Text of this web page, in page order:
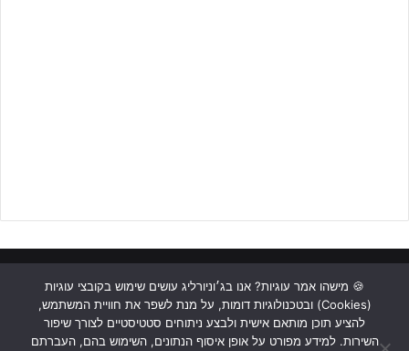
ראשי כתבות תכנים מקצועיים תנאי שימוש
מדיניות אבטחה
כתבו לנו
🍪 מישהו אמר עוגיות? אנו בג׳וניורליג עושים שימוש בקובצי עוגיות
(Cookies) ובטכנולוגיות דומות, על מנת לשפר את חוויית המשתמש,
להציע תוכן מותאם אישית ולבצע ניתוחים סטטיסטיים לצורך שיפור
השירות. למידע מפורט על אופן איסוף הנתונים, השימוש בהם, העברתם